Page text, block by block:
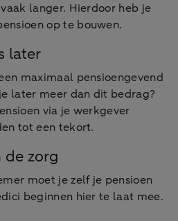
langer. Hierdoor heb je
op te bouwen.
later
maximaal pensioengevend
later meer dan dit bedrag?
via je werkgever
tot een tekort.
de zorg
moet je zelf je pensioen
beginnen hier te laat mee.